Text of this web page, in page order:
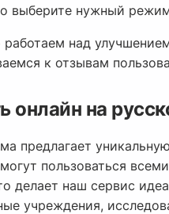
выберите нужный
над
к отзывам
онлайн на
предлагает
пользоваться
делает наш сервис
учреждения,